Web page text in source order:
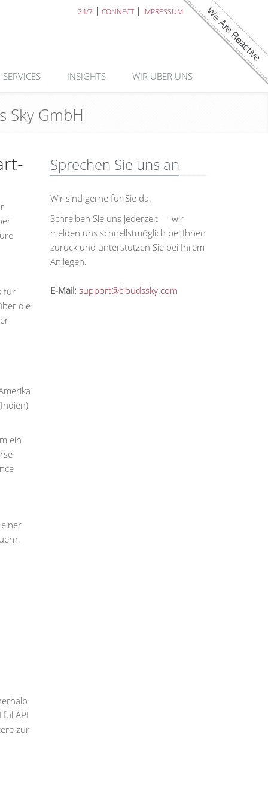
24/7 CONNECT IMPRESSUM
SERVICES INSIGHTS WIR ÜBER UNS
Sky GmbH
für
die
ein
API
zur
Sprechen Sie uns an
Wir sind gerne für Sie da.
Schreiben Sie uns jederzeit — wir
melden uns schnellstmöglich bei Ihnen
zurück und unterstützen Sie bei Ihrem
Anliegen.
E-Mail: support@cloudssky.com